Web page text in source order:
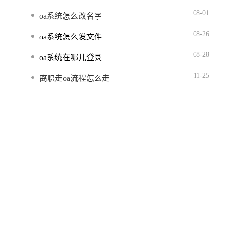
oa系统怎么改名字 08-01
oa系统怎么发文件 08-26
oa系统在哪儿登录 08-28
离职走oa流程怎么走 11-25